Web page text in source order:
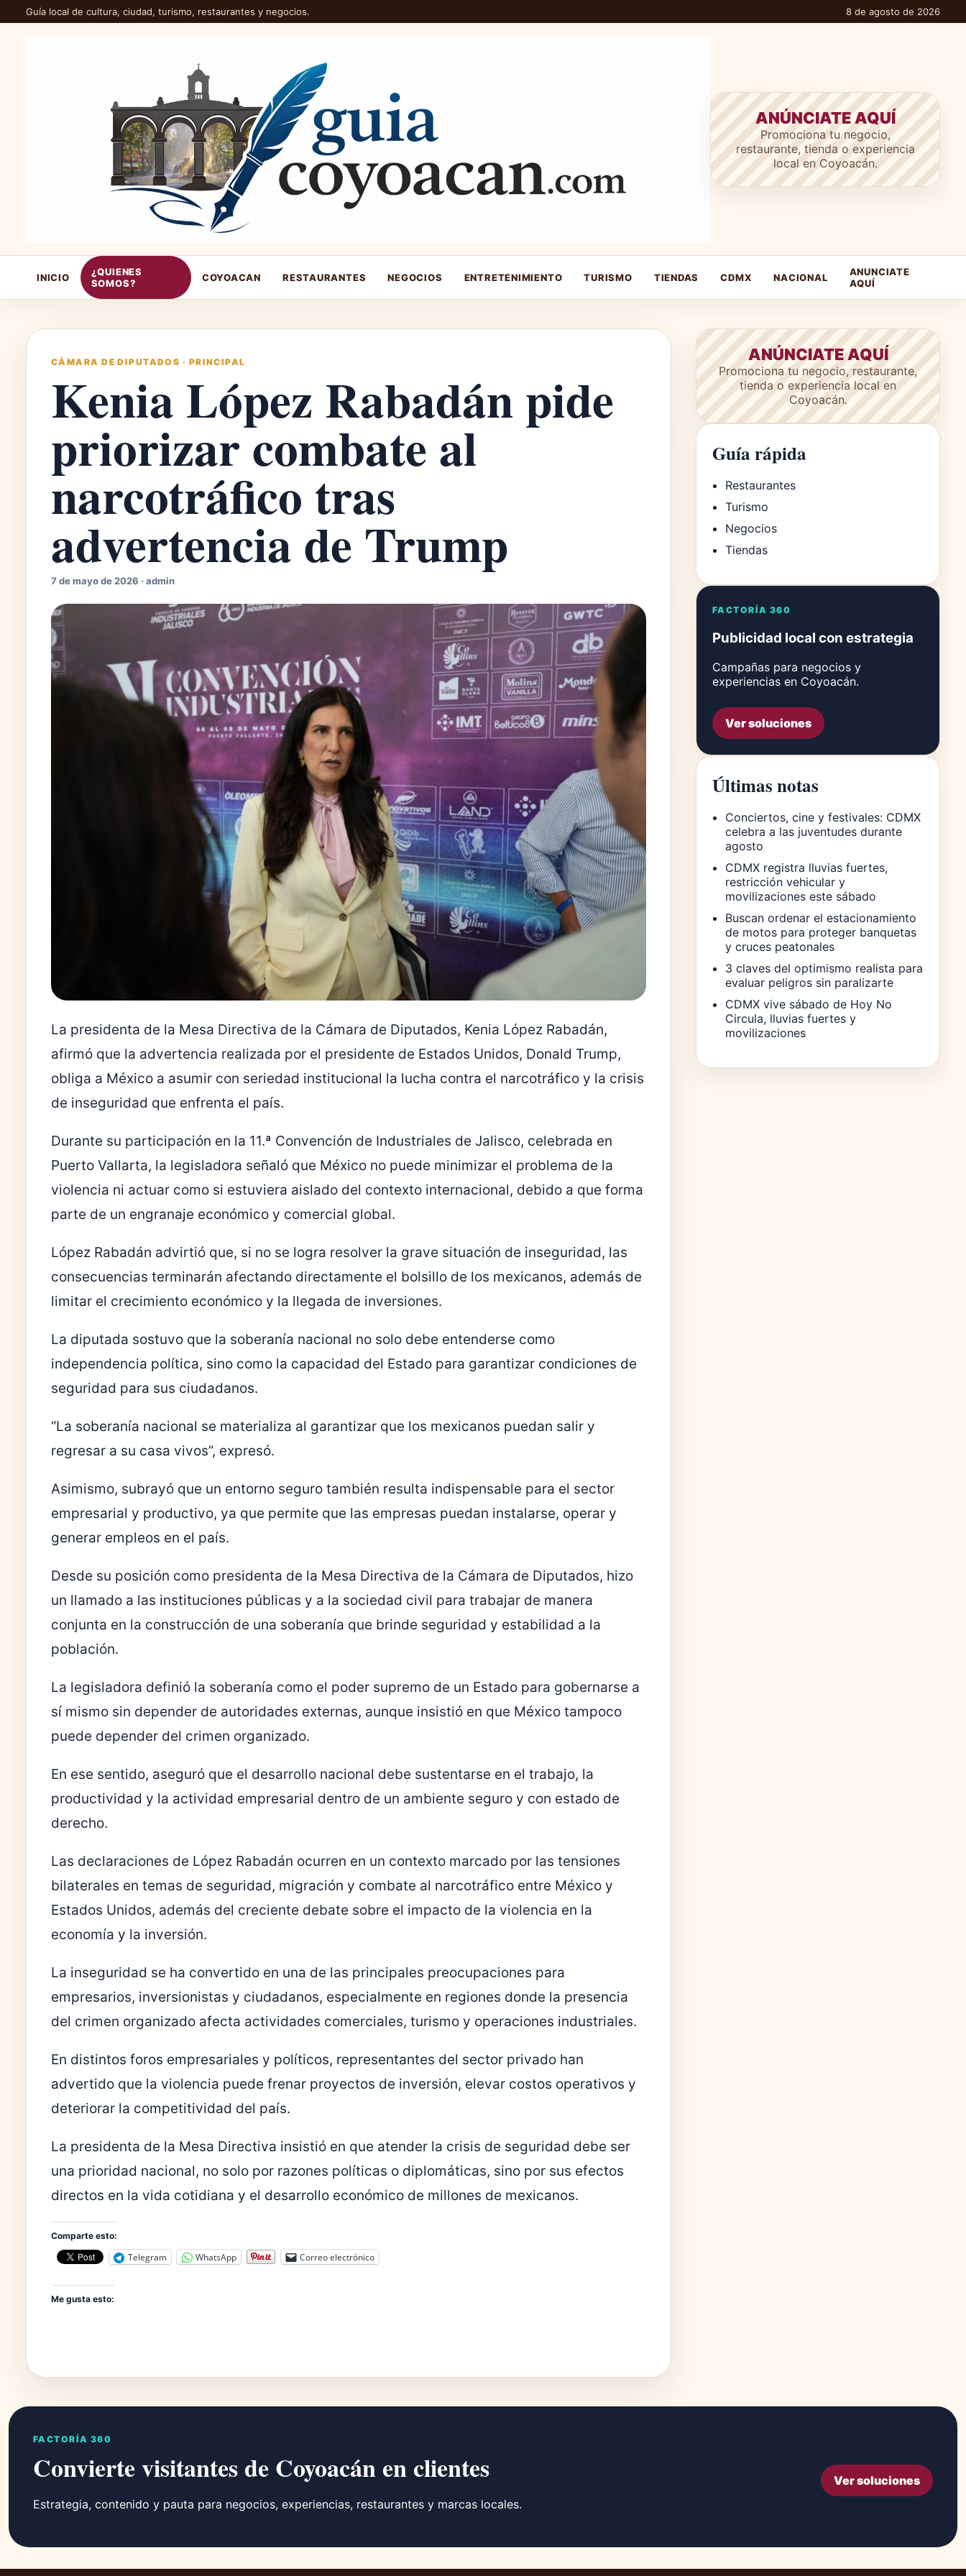
Guía local de cultura, ciudad, turismo, restaurantes y negocios. 8 de agosto de 2026
ANÚNCIATE AQUÍ
Promociona tu negocio,
restaurante, tienda o experiencia
local en Coyoacán.
INICIO
¿QUIENES
SOMOS?
COYOACAN RESTAURANTES NEGOCIOS ENTRETENIMIENTO TURISMO TIENDAS CDMX NACIONAL
ANUNCIATE
AQUÍ
CÁMARA DE DIPUTADOS · PRINCIPAL
Kenia López Rabadán pide
priorizar combate al
narcotráfico tras
advertencia de Trump
7 de mayo de 2026 · admin
La presidenta de la Mesa Directiva de la Cámara de Diputados, Kenia López Rabadán,
afirmó que la advertencia realizada por el presidente de Estados Unidos, Donald Trump,
obliga a México a asumir con seriedad institucional la lucha contra el narcotráfico y la crisis
de inseguridad que enfrenta el país.
Durante su participación en la 11.ª Convención de Industriales de Jalisco, celebrada en
Puerto Vallarta, la legisladora señaló que México no puede minimizar el problema de la
violencia ni actuar como si estuviera aislado del contexto internacional, debido a que forma
parte de un engranaje económico y comercial global.
López Rabadán advirtió que, si no se logra resolver la grave situación de inseguridad, las
consecuencias terminarán afectando directamente el bolsillo de los mexicanos, además de
limitar el crecimiento económico y la llegada de inversiones.
La diputada sostuvo que la soberanía nacional no solo debe entenderse como
independencia política, sino como la capacidad del Estado para garantizar condiciones de
seguridad para sus ciudadanos.
“La soberanía nacional se materializa al garantizar que los mexicanos puedan salir y
regresar a su casa vivos”, expresó.
Asimismo, subrayó que un entorno seguro también resulta indispensable para el sector
empresarial y productivo, ya que permite que las empresas puedan instalarse, operar y
generar empleos en el país.
Desde su posición como presidenta de la Mesa Directiva de la Cámara de Diputados, hizo
un llamado a las instituciones públicas y a la sociedad civil para trabajar de manera
conjunta en la construcción de una soberanía que brinde seguridad y estabilidad a la
población.
La legisladora definió la soberanía como el poder supremo de un Estado para gobernarse a
sí mismo sin depender de autoridades externas, aunque insistió en que México tampoco
puede depender del crimen organizado.
En ese sentido, aseguró que el desarrollo nacional debe sustentarse en el trabajo, la
productividad y la actividad empresarial dentro de un ambiente seguro y con estado de
derecho.
Las declaraciones de López Rabadán ocurren en un contexto marcado por las tensiones
bilaterales en temas de seguridad, migración y combate al narcotráfico entre México y
Estados Unidos, además del creciente debate sobre el impacto de la violencia en la
economía y la inversión.
La inseguridad se ha convertido en una de las principales preocupaciones para
empresarios, inversionistas y ciudadanos, especialmente en regiones donde la presencia
del crimen organizado afecta actividades comerciales, turismo y operaciones industriales.
En distintos foros empresariales y políticos, representantes del sector privado han
advertido que la violencia puede frenar proyectos de inversión, elevar costos operativos y
deteriorar la competitividad del país.
La presidenta de la Mesa Directiva insistió en que atender la crisis de seguridad debe ser
una prioridad nacional, no solo por razones políticas o diplomáticas, sino por sus efectos
directos en la vida cotidiana y el desarrollo económico de millones de mexicanos.
Comparte esto:
Telegram WhatsApp Correo electrónico
Me gusta esto:
ANÚNCIATE AQUÍ
Promociona tu negocio, restaurante,
tienda o experiencia local en
Coyoacán.
Guía rápida
Restaurantes
Turismo
Negocios
Tiendas
FACTORÍA 360
Publicidad local con estrategia
Campañas para negocios y
experiencias en Coyoacán.
Ver soluciones
Últimas notas
Conciertos, cine y festivales: CDMX
celebra a las juventudes durante
agosto
CDMX registra lluvias fuertes,
restricción vehicular y
movilizaciones este sábado
Buscan ordenar el estacionamiento
de motos para proteger banquetas
y cruces peatonales
3 claves del optimismo realista para
evaluar peligros sin paralizarte
CDMX vive sábado de Hoy No
Circula, lluvias fuertes y
movilizaciones
FACTORÍA 360
Convierte visitantes de Coyoacán en clientes
Estrategia, contenido y pauta para negocios, experiencias, restaurantes y marcas locales.
Ver soluciones